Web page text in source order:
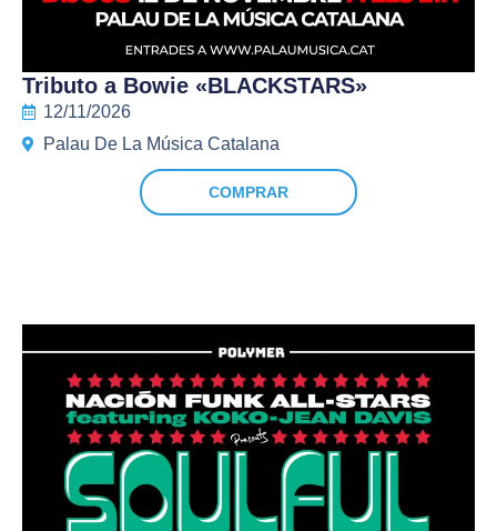
Tributo a Bowie «BLACKSTARS»
12/11/2026
Palau De La Música Catalana
COMPRAR